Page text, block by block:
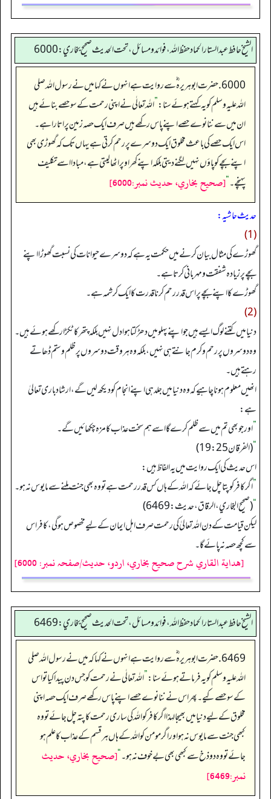
الشيخ حافط عبدالستار الحماد حفظ الله، فوائد و مسائل، تحت الحديث صحيح بخاري:6000
6000. حضرت ابو ہریرہ ؓ سے روایت ہے انہوں نے کہا میں نے رسول اللہ صلی
اللہ علیہ وسلم کو یہ کہتے ہوئے سنا:”اللہ تعالٰی نے اپنی رحمت کے سو حصے بنائے ہیں
ان میں سے ننانوے حصے اپنے پاس رکھے ہیں صرف ایک حصہ زمین پر اتارا ہے۔
اس ایک حصے کی باعث مخلوق ایک دوسرے پر رحم کرتی ہے یہاں تک کہ گھوڑی بھی
اپنے بچے کو پاؤں نہیں لگنے دیتی بلکہ اپنے کھر اوپر اٹھا لیتی ہے، مبادا اسے تکلیف
پہنچے۔“[صحيح بخاري، حديث نمبر:6000]
حدیث حاشیہ:
(1)
گھوڑے کی مثال بیان کرنے میں حکمت یہ ہے کہ دوسرے حیوانات کی نسبت گھوڑا اپنے
بچے پر زیادہ شفقت ومہربانی کرتا ہے۔
گھوڑے کا اپنے بچے پر اس قدر رحم کرنا قدرت کا ایک کرشمہ ہے۔
(2)
دنیا میں کتنے لوگ ایسے ہیں جو اپنے پہلو میں دھڑکتا ہوا دل نہیں بلکہ پتھر کا ٹکڑا رکھے ہوئے ہیں۔
وہ دوسروں پر رحم وکرم جانتے ہی نہیں، بلکہ وہ ہر وقت دوسروں پر ظلم وستم ڈھاتے
رہتے ہیں۔
انھیں معلوم ہونا چاہیے کہ وہ دنیا میں جلد ہی اپنے انجام کو دیکھ لیں گے، ارشاد باری تعالیٰ
ہے:
”اور جو بھی تم میں سے ظلم کرے گا اسے ہم سخت عذاب کا مزہ چکھائیں گے۔
“(الفرقان25: 19)
اس حدیث کی ایک روایت میں یہ الفاظ ہیں:
”اگر کافر کو پتا چل جائے کہ اللہ کے ہاں کس قدر رحمت ہے تو وہ بھی جنت ملنے سے مایوس نہ ہو۔
“(صحیح البخاري، الرقاق، حدیث: 6469)
لیکن قیامت کے دن اللہ تعالیٰ کی رحمت صرف اہل ایمان کے لیے مخصوص ہوگی، کافر اس
سے کچھ حصہ نہ پائے گا۔
[هداية القاري شرح صحيح بخاري، اردو، حدیث/صفحہ نمبر: 6000]
الشيخ حافط عبدالستار الحماد حفظ الله، فوائد و مسائل، تحت الحديث صحيح بخاري:6469
6469. حضرت ابو ہریرہ ؓ سے روایت ہے انہوں نے کہا کہ میں نے رسول اللہ صلی
اللہ علیہ وسلم کو یہ فرماتے ہوئے سنا:”اللہ تعالٰی نے رحمت کو جس دن پیدا کیا تو اس
کے سو حصے کیے۔ پھر اس نے ننانوے حصے اپنے پاس رکھے صرف ایک حصہ اپنی
مخلوق کے لیے دنیا میں بھیجا لہذا اگر کافر کو اللہ کی ساری رحمت کا پتہ چل جائے تو وہ
کبھی جنت سے مایوس نہ ہو اور اگر مومن کو اللہ کے ہاں ہر قسم کے عذاب کا علم ہو
جائے تو وہ دوذخ سے کبھی بھی بے خوف نہ ہو۔“[صحيح بخاري، حديث
نمبر:6469]